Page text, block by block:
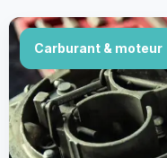
Carburant & moteur